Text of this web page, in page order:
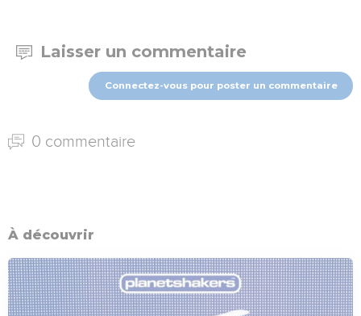
Laisser un commentaire
Connectez-vous pour poster un commentaire
0 commentaire
À découvrir